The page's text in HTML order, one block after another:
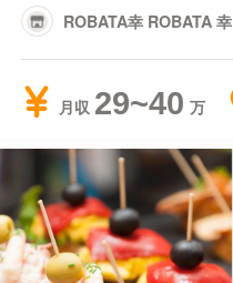
ROBATA幸 ROBATA 幸
月収 29~40